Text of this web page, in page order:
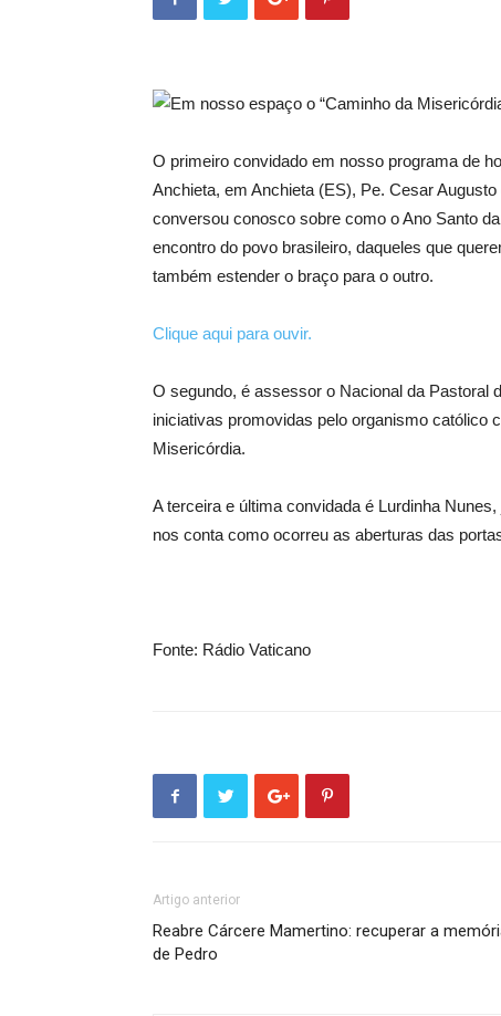
Em nosso espaço o “Caminho da
O primeiro convidado em nosso programa de
Anchieta, em Anchieta (ES), Pe. Cesar
conversou conosco sobre como o Ano Santo
encontro do povo brasileiro, daqueles que
também estender o braço para o outro.
Clique aqui para ouvir.
O segundo, é assessor o Nacional da Pastoral
iniciativas promovidas pelo organismo católico
Misericórdia.
A terceira e última convidada é Lurdinha
nos conta como ocorreu as aberturas das
Fonte: Rádio Vaticano
Artigo anterior
Reabre Cárcere Mamertino: recuperar a
de Pedro